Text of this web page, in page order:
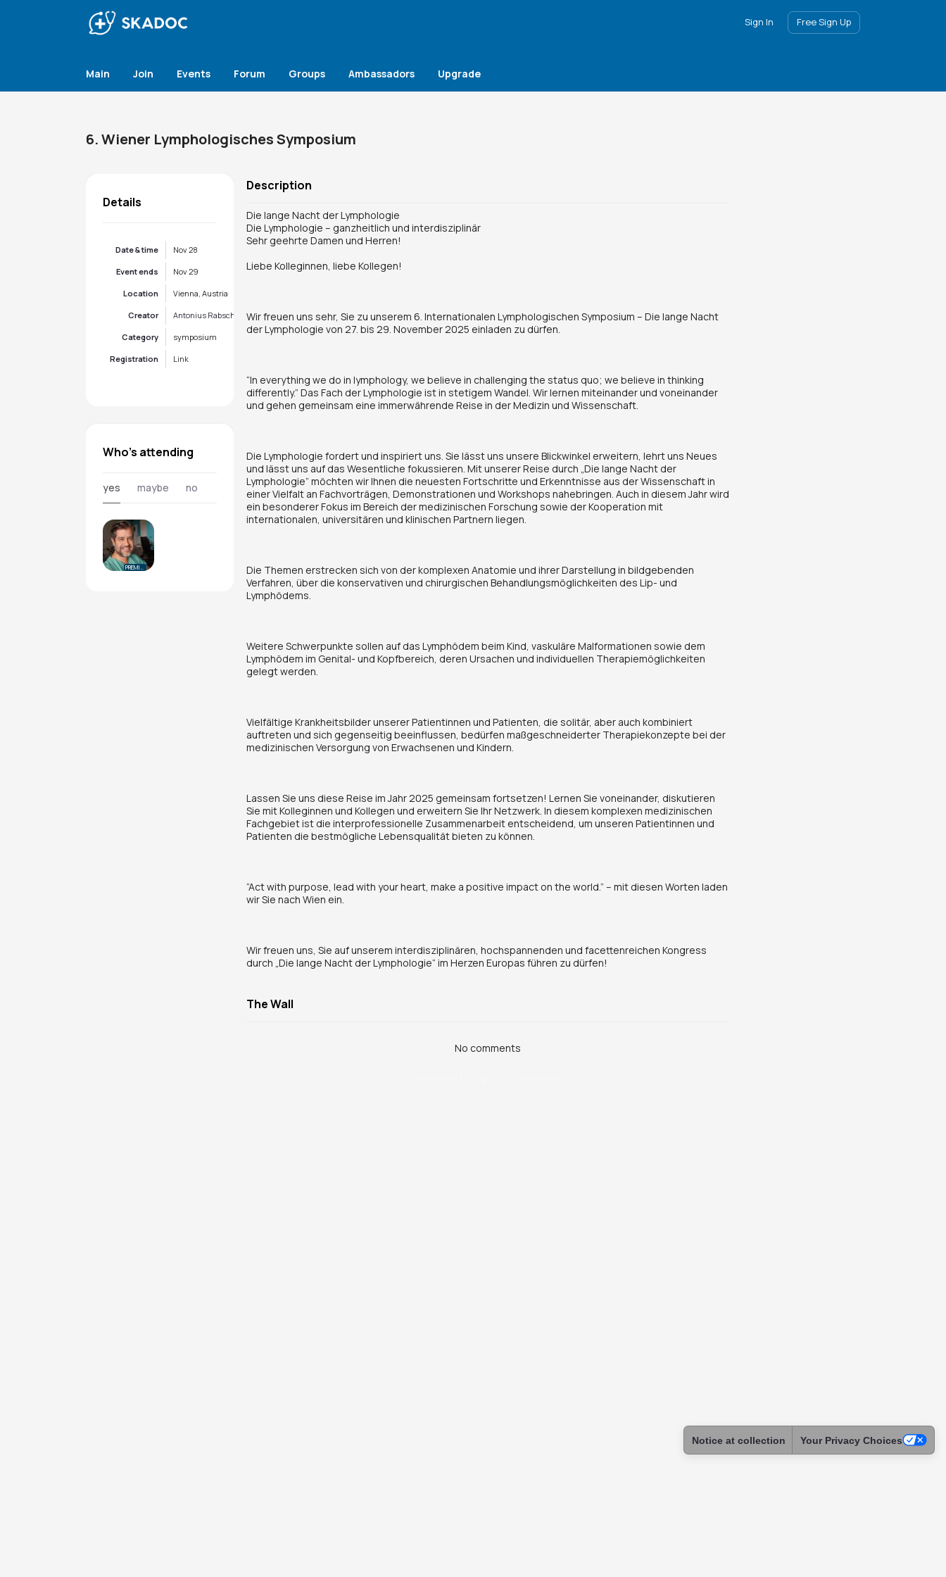
Sign In Free Sign Up
Main Join Events Forum Groups Ambassadors Upgrade
6. Wiener Lymphologisches Symposium
Details
Date & time Nov 28
Event ends Nov 29
Location Vienna, Austria
Creator Antonius Rabsch
Category symposium
Registration Link
Who's attending
yes maybe no
Description
Die lange Nacht der Lymphologie
Die Lymphologie – ganzheitlich und interdisziplinär
Sehr geehrte Damen und Herren!
Liebe Kolleginnen, liebe Kollegen!
Wir freuen uns sehr, Sie zu unserem 6. Internationalen Lymphologischen Symposium – Die lange Nacht
der Lymphologie von 27. bis 29. November 2025 einladen zu dürfen.
“In everything we do in lymphology, we believe in challenging the status quo; we believe in thinking
differently.” Das Fach der Lymphologie ist in stetigem Wandel. Wir lernen miteinander und voneinander
und gehen gemeinsam eine immerwährende Reise in der Medizin und Wissenschaft.
Die Lymphologie fordert und inspiriert uns. Sie lässt uns unsere Blickwinkel erweitern, lehrt uns Neues
und lässt uns auf das Wesentliche fokussieren. Mit unserer Reise durch „Die lange Nacht der
Lymphologie” möchten wir Ihnen die neuesten Fortschritte und Erkenntnisse aus der Wissenschaft in
einer Vielfalt an Fachvorträgen, Demonstrationen und Workshops nahebringen. Auch in diesem Jahr wird
ein besonderer Fokus im Bereich der medizinischen Forschung sowie der Kooperation mit
internationalen, universitären und klinischen Partnern liegen.
Die Themen erstrecken sich von der komplexen Anatomie und ihrer Darstellung in bildgebenden
Verfahren, über die konservativen und chirurgischen Behandlungsmöglichkeiten des Lip- und
Lymphödems.
Weitere Schwerpunkte sollen auf das Lymphödem beim Kind, vaskuläre Malformationen sowie dem
Lymphödem im Genital- und Kopfbereich, deren Ursachen und individuellen Therapiemöglichkeiten
gelegt werden.
Vielfältige Krankheitsbilder unserer Patientinnen und Patienten, die solitär, aber auch kombiniert
auftreten und sich gegenseitig beeinflussen, bedürfen maßgeschneiderter Therapiekonzepte bei der
medizinischen Versorgung von Erwachsenen und Kindern.
Lassen Sie uns diese Reise im Jahr 2025 gemeinsam fortsetzen! Lernen Sie voneinander, diskutieren
Sie mit Kolleginnen und Kollegen und erweitern Sie Ihr Netzwerk. In diesem komplexen medizinischen
Fachgebiet ist die interprofessionelle Zusammenarbeit entscheidend, um unseren Patientinnen und
Patienten die bestmögliche Lebensqualität bieten zu können.
“Act with purpose, lead with your heart, make a positive impact on the world.” – mit diesen Worten laden
wir Sie nach Wien ein.
Wir freuen uns, Sie auf unserem interdisziplinären, hochspannenden und facettenreichen Kongress
durch „Die lange Nacht der Lymphologie“ im Herzen Europas führen zu dürfen!
The Wall
No comments
Your Privacy Choices
Notice at collection